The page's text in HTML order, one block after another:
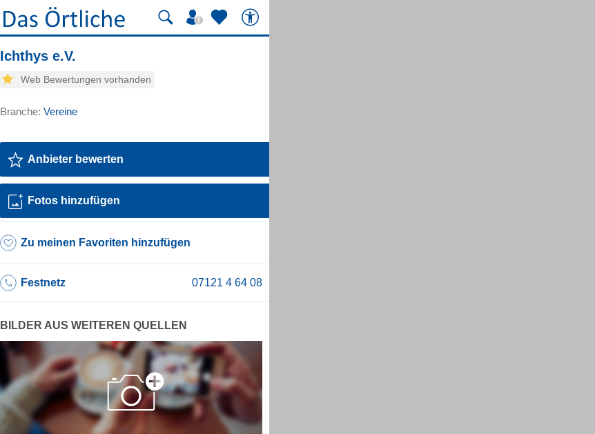
Ichthys e.V.
Web Bewertungen vorhanden
Branche: Vereine
Anbieter bewerten
Fotos hinzufügen
Zu meinen Favoriten hinzufügen
Festnetz
BILDER AUS WEITEREN QUELLEN